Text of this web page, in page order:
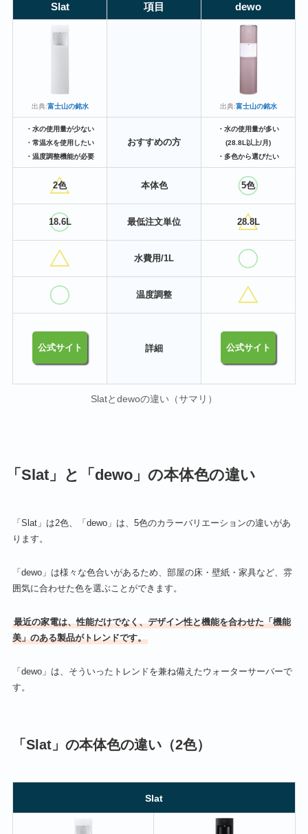
‎Slat 項目 dewo
出典:富士山の銘水 出典:富士山の銘水
・水の使用量が少ない
・常温水を使用したい
・温度調整機能が必要
おすすめの方
・水の使用量が多い
(28.8L以上/月)
・多色から選びたい
2色 本体色 5色
18.6L 最低注文単位 28.8L
水費用/1L
温度調整
公式サイト 詳細 公式サイト
‎Slatとdewoの違い（サマリ）
「Slat」と「dewo」の本体色の違い
「Slat」は2色、「dewo」は、5色のカラーバリエーションの違いがあ
ります。
「dewo」は様々な色合いがあるため、部屋の床・壁紙・家具など、雰
囲気に合わせた色を選ぶことができます。
最近の家電は、性能だけでなく、デザイン性と機能を合わせた「機能
美」のある製品がトレンドです。
「dewo」は、そういったトレンドを兼ね備えたウォーターサーバーで
す。
「Slat」の本体色の違い（2色）
Slat